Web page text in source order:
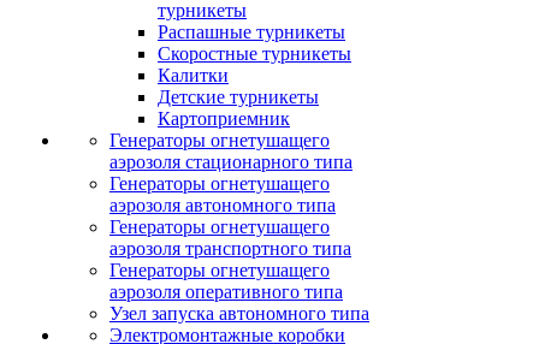
турникеты
Распашные турникеты
Скоростные турникеты
Калитки
Детские турникеты
Картоприемник
Генераторы огнетушащего
аэрозоля стационарного типа
Генераторы огнетушащего
аэрозоля автономного типа
Генераторы огнетушащего
аэрозоля транспортного типа
Генераторы огнетушащего
аэрозоля оперативного типа
Узел запуска автономного типа
Электромонтажные коробки